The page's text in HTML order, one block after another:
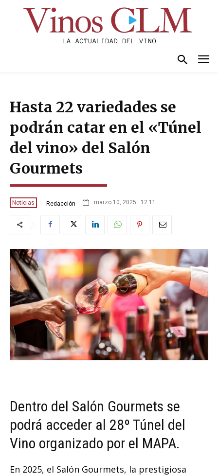
Hasta 22 variedades se
podrán catar en el «Túnel
del vino» del Salón
Gourmets
Noticias - Redacción marzo 10, 2025 · 12:11
Dentro del Salón Gourmets se
podrá acceder al 28º Túnel del
Vino organizado por el MAPA.
En 2025, el Salón Gourmets, la prestigiosa